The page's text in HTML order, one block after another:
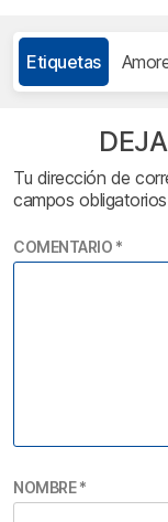
Etiquetas
Tu dirección de
campos
COMENTARIO *
NOMBRE*